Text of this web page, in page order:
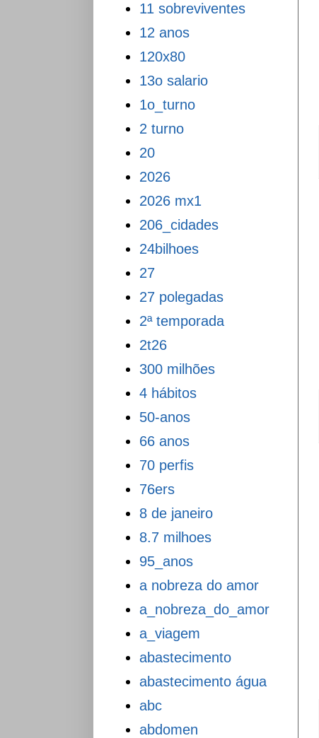
11 sobreviventes
12 anos
120x80
13o salario
1o_turno
2 turno
20
2026
2026 mx1
206_cidades
24bilhoes
27
27 polegadas
2ª temporada
2t26
300 milhões
4 hábitos
50-anos
66 anos
70 perfis
76ers
8 de janeiro
8.7 milhoes
95_anos
a nobreza do amor
a_nobreza_do_amor
a_viagem
abastecimento
abastecimento água
abc
abdomen